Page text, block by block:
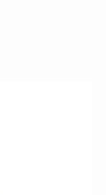
een frisse
voor lente- en
opvallende full
voor een